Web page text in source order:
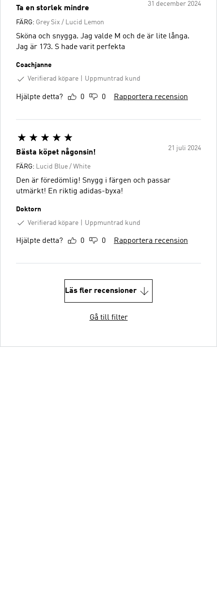
31 december 2024
Ta en storlek mindre
FÄRG: Grey Six / Lucid Lemon
Sköna och snygga. Jag valde M och de är lite långa.
Jag är 173. S hade varit perfekta
Coachjanne
Verifierad köpare
Uppmuntrad kund
Hjälpte detta? 0 0 Rapportera recension
21 juli 2024
Bästa köpet någonsin!
FÄRG: Lucid Blue / White
Den är föredömlig! Snygg i färgen och passar
utmärkt! En riktig adidas-byxa!
Doktorn
Verifierad köpare
Uppmuntrad kund
Hjälpte detta? 0 0 Rapportera recension
Läs fler recensioner
Gå till filter